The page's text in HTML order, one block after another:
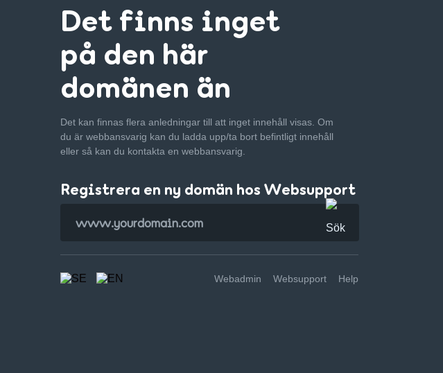
Det finns inget
på den här
domänen än
Det kan finnas flera anledningar till att inget innehåll visas. Om
du är webbansvarig kan du ladda upp/ta bort befintligt innehåll
eller så kan du kontakta en webbansvarig.
Registrera en ny domän hos Websupport
Webadmin Websupport Help